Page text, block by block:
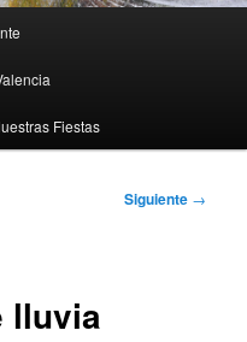
Fiestas
Siguiente →
lluvia